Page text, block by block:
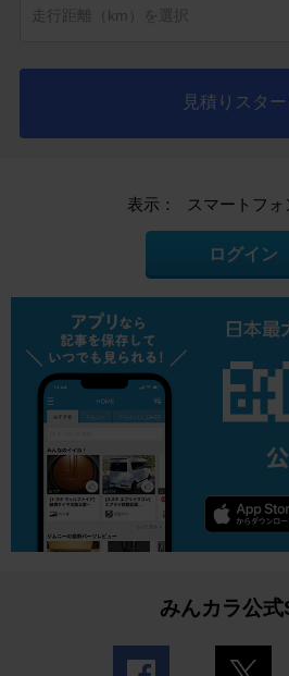
見積りスター
表示： スマートフォ
ログイン
みんカラ公式